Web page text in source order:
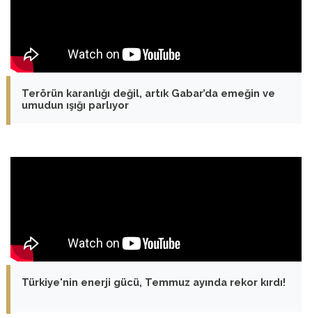
Terörün karanlığı değil, artık Gabar’da emeğin ve
umudun ışığı parlıyor
Türkiye'nin enerji gücü, Temmuz ayında rekor kırdı!